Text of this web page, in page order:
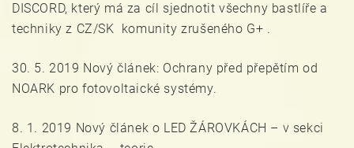
DISCORD, který má za cíl sjednotit všechny bastlíře a
techniky z CZ/SK komunity zrušeného G+ .
30. 5. 2019 Nový článek: Ochrany před přepětím od
NOARK pro fotovoltaické systémy.
8. 1. 2019 Nový článek o LED ŽÁROVKÁCH – v sekci